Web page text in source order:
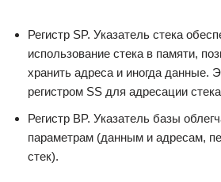
Регистр SP. Указатель стека
использование стека в памяти,
хранить адреса и иногда данные.
регистром SS для адресации
Регистр BP. Указатель базы
параметрам (данным и адресам,
стек).